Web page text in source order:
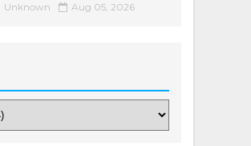
Unknown Aug 05, 2026